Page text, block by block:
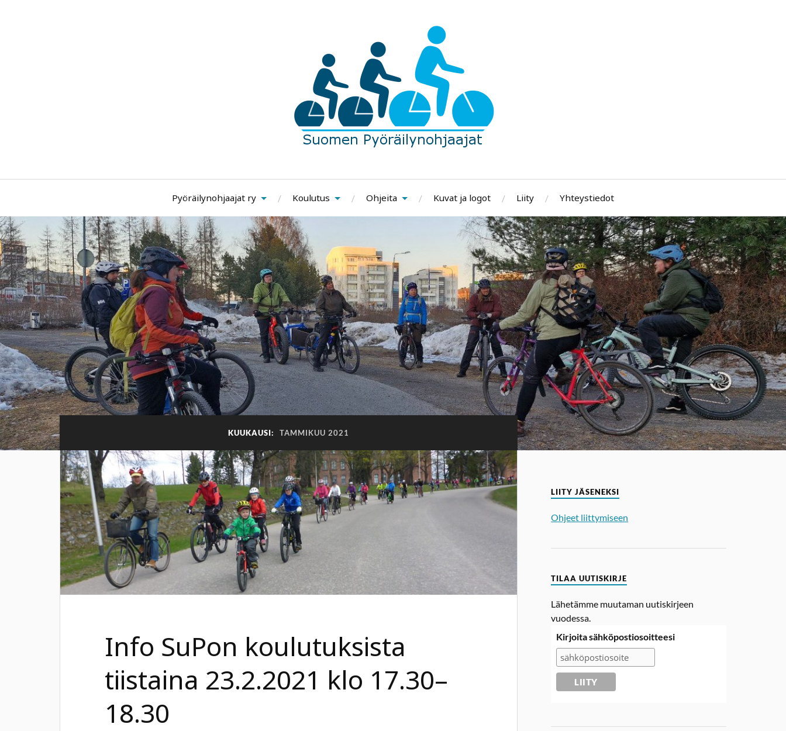
Pyöräilynohjaajat ry Koulutus Ohjeita Kuvat ja logot Liity Yhteystiedot
KUUKAUSI: TAMMIKUU 2021
Info SuPon koulutuksista
tiistaina 23.2.2021 klo 17.30–
18.30
LIITY JÄSENEKSI
Ohjeet liittymiseen
TILAA UUTISKIRJE
Lähetämme muutaman uutiskirjeen
vuodessa.
Kirjoita sähköpostiosoitteesi